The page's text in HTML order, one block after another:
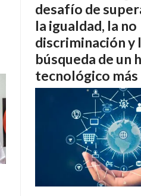
desafío de
la igualdad, la no
discriminación y
búsqueda de un
tecnológico más